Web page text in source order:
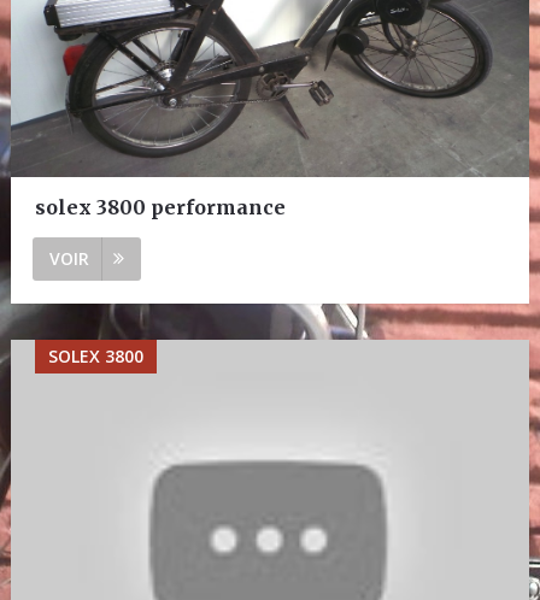
solex 3800 performance
VOIR
SOLEX 3800